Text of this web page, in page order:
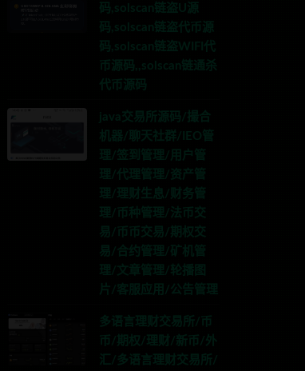
码,solscan链盗U源
码,solscan链盗代币源
码,solscan链盗WIFI代
币源码,,solscan链通杀
代币源码
java交易所源码/撮合
机器/聊天社群/IEO管
理/签到管理/用户管
理/代理管理/资产管
理/理财生息/财务管
理/币种管理/法币交
易/币币交易/期权交
易/合约管理/矿机管
理/文章管理/轮播图
片/客服应用/公告管理
多语言理财交易所/币
币/期权/理财/新币/外
汇/多语言理财交易所/